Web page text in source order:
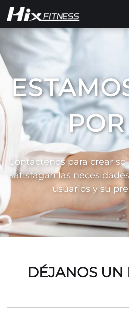
Contáctenos para crear
satisfagan las
usuarios y su
DÉJANOS UN